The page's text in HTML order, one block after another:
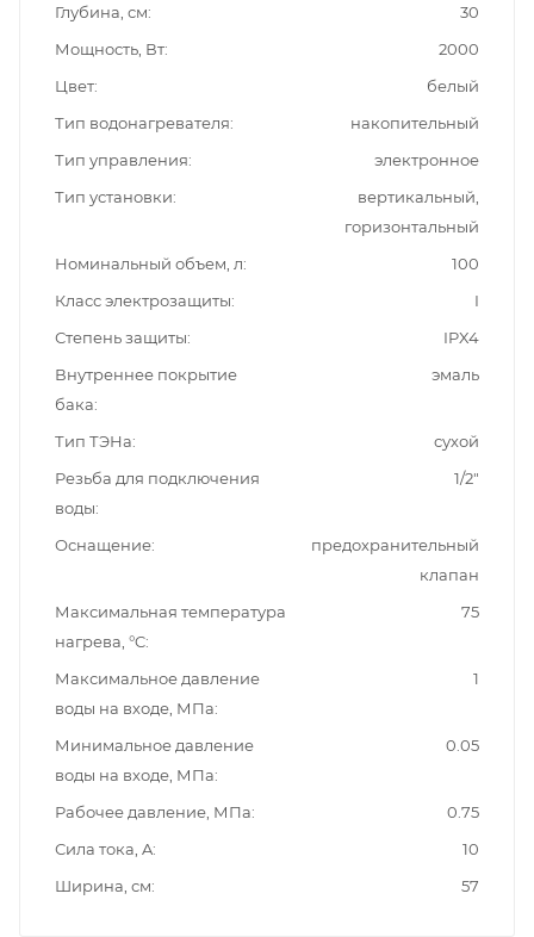
Глубина, см
30
Мощность, Вт
2000
Цвет
белый
Тип водонагревателя
накопительный
Тип управления
электронное
Тип установки
вертикальный,
горизонтальный
Номинальный объем, л
100
Класс электрозащиты
I
Степень защиты
IPX4
Внутреннее покрытие
бака
эмаль
Тип ТЭНа
сухой
Резьба для подключения
воды
1/2"
Оснащение
предохранительный
клапан
Максимальная температура
нагрева, °C
75
Максимальное давление
воды на входе, МПа
1
Минимальное давление
воды на входе, МПа
0.05
Рабочее давление, МПа
0.75
Сила тока, A
10
Ширина, см
57